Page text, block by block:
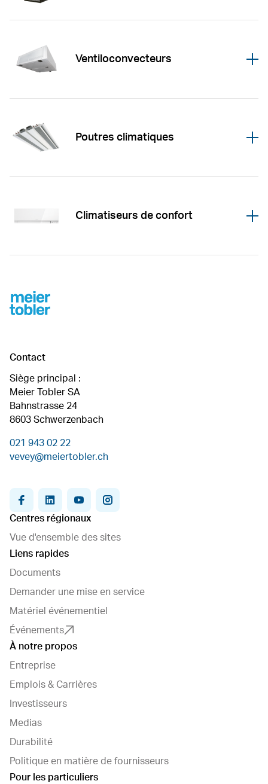
Ventiloconvecteurs
Öffnen
Poutres climatiques
Öffnen
Climatiseurs de confort
Öffnen
Footer
Contact
Siège principal :
Meier Tobler SA
Bahnstrasse 24
8603 Schwerzenbach
021 943 02 22
vevey@meiertobler.ch
facebooklinkedin youtubeinstagram
Centres régionaux
Vue d'ensemble des sites
Liens rapides
Documents
Demander une mise en service
Matériel événementiel
Événements
À notre propos
Entreprise
Emplois & Carrières
Investisseurs
Medias
Durabilité
Politique en matière de fournisseurs
Pour les particuliers